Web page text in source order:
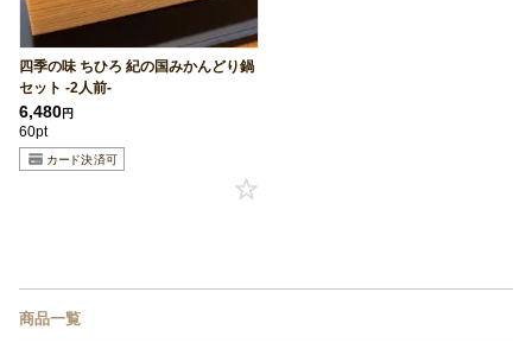
四季の味 ちひろ 紀の国みかんどり鍋
セット -2人前-
6,480円
60pt
商品一覧